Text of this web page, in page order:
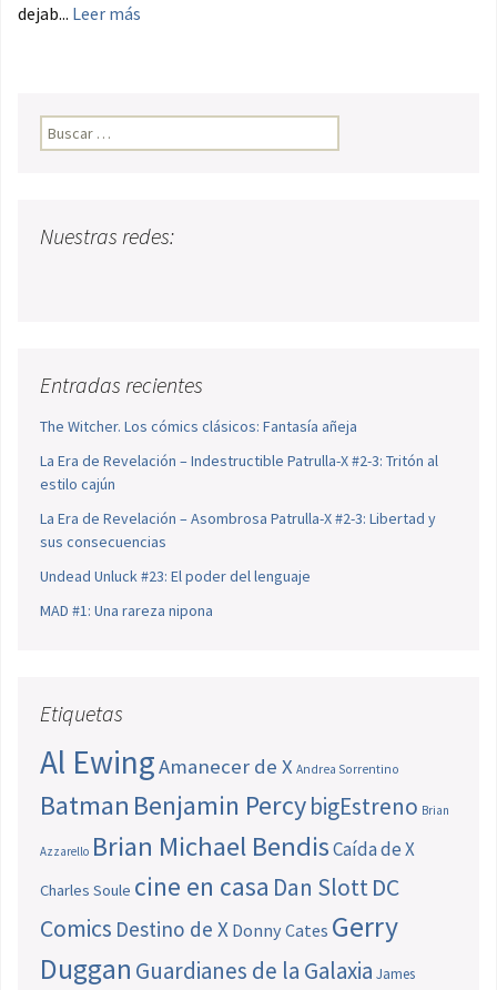
dejab... Leer más
Buscar:
Nuestras redes:
Entradas recientes
The Witcher. Los cómics clásicos: Fantasía añeja
La Era de Revelación – Indestructible Patrulla-X #2-3: Tritón al
estilo cajún
La Era de Revelación – Asombrosa Patrulla-X #2-3: Libertad y
sus consecuencias
Undead Unluck #23: El poder del lenguaje
MAD #1: Una rareza nipona
Etiquetas
Al EwingAmanecer de X Andrea Sorrentino
Batman Benjamin PercybigEstreno Brian
Azzarello Brian Michael BendisCaída de X
Charles Soule cine en casa Dan SlottDC
Comics Destino de X Donny Cates Gerry
Duggan Guardianes de la Galaxia James